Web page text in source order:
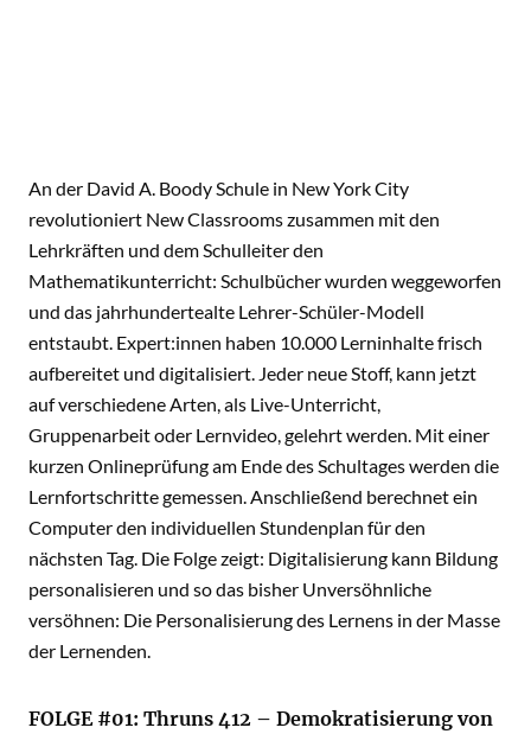
An der David A. Boody Schule in New York City
revolutioniert New Classrooms zusammen mit den
Lehrkräften und dem Schulleiter den
Mathematikunterricht: Schulbücher wurden weggeworfen
und das jahrhundertealte Lehrer-Schüler-Modell
entstaubt. Expert:innen haben 10.000 Lerninhalte frisch
aufbereitet und digitalisiert. Jeder neue Stoff, kann jetzt
auf verschiedene Arten, als Live-Unterricht,
Gruppenarbeit oder Lernvideo, gelehrt werden. Mit einer
kurzen Onlineprüfung am Ende des Schultages werden die
Lernfortschritte gemessen. Anschließend berechnet ein
Computer den individuellen Stundenplan für den
nächsten Tag. Die Folge zeigt: Digitalisierung kann Bildung
personalisieren und so das bisher Unversöhnliche
versöhnen: Die Personalisierung des Lernens in der Masse
der Lernenden.
FOLGE #01: Thruns 412 – Demokratisierung von